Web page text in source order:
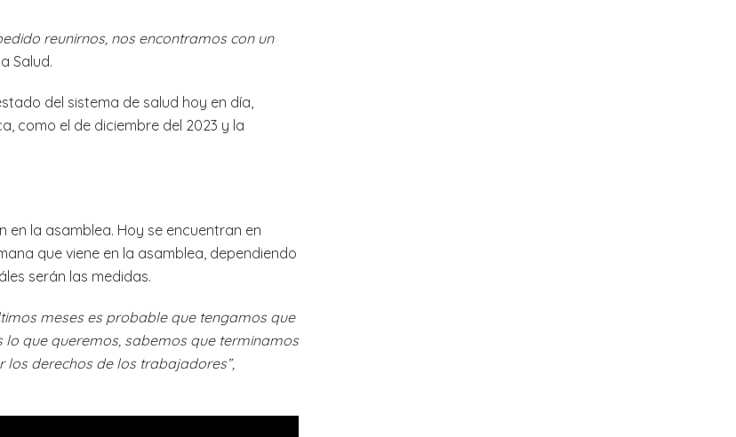
reunirnos, nos encontramos con un
Salud.
del sistema de salud hoy en día,
como el de diciembre del 2023 y la
en la asamblea. Hoy se encuentran en
que viene en la asamblea, dependiendo
serán las medidas.
meses es probable que tengamos que
que queremos, sabemos que terminamos
derechos de los trabajadores”,